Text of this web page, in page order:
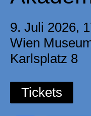
9. Juli 2026,
Wien
Karlsplatz 8
Tickets